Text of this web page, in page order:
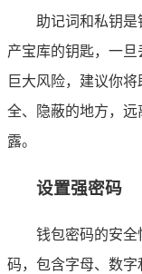
助记词和私钥
产宝库的钥匙，一
巨大风险，建议你
全、隐蔽的地方，
露。
设置强密码
钱包密码的安全
码，包含字母、数字